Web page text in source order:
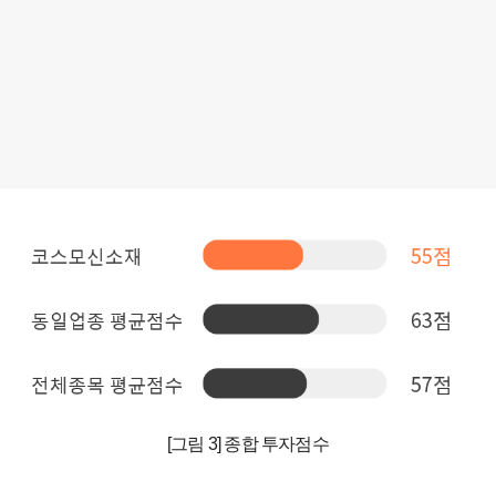
[그림 3] 종합 투자점수